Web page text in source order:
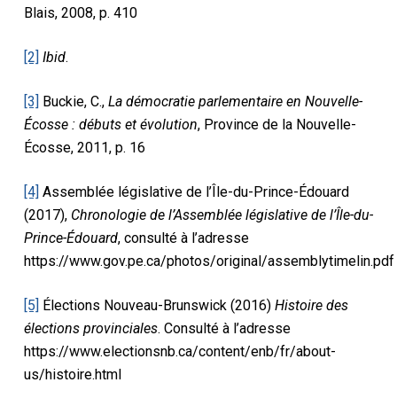
Blais, 2008, p. 410
[2] Ibid.
[3] Buckie, C., La démocratie parlementaire en Nouvelle-
Écosse : débuts et évolution, Province de la Nouvelle-
Écosse, 2011, p. 16
[4] Assemblée législative de l’Île-du-Prince-Édouard
(2017), Chronologie de l’Assemblée législative de l’Île-du-
Prince-Édouard, consulté à l’adresse
https://www.gov.pe.ca/photos/original/assemblytimelin.pdf
[5] Élections Nouveau-Brunswick (2016) Histoire des
élections provinciales. Consulté à l’adresse
https://www.electionsnb.ca/content/enb/fr/about-
us/histoire.html